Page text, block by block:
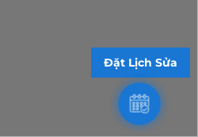
Đặt Lịch Sửa